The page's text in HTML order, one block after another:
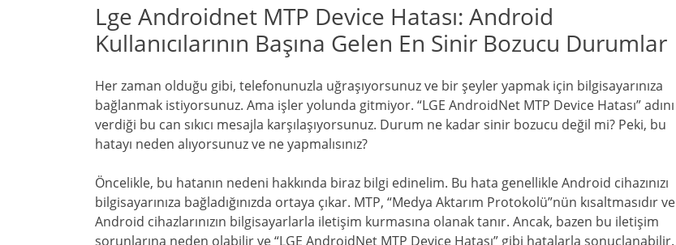
Lge Androidnet MTP Device Hatası: Android
Kullanıcılarının Başına Gelen En Sinir Bozucu Durumlar
Her zaman olduğu gibi, telefonunuzla uğraşıyorsunuz ve bir şeyler yapmak için bilgisayarınıza
bağlanmak istiyorsunuz. Ama işler yolunda gitmiyor. “LGE AndroidNet MTP Device Hatası” adını
verdiği bu can sıkıcı mesajla karşılaşıyorsunuz. Durum ne kadar sinir bozucu değil mi? Peki, bu
hatayı neden alıyorsunuz ve ne yapmalısınız?
Öncelikle, bu hatanın nedeni hakkında biraz bilgi edinelim. Bu hata genellikle Android cihazınızı
bilgisayarınıza bağladığınızda ortaya çıkar. MTP, “Medya Aktarım Protokolü”nün kısaltmasıdır ve
Android cihazlarınızın bilgisayarlarla iletişim kurmasına olanak tanır. Ancak, bazen bu iletişim
sorunlarına neden olabilir ve “LGE AndroidNet MTP Device Hatası” gibi hatalarla sonuçlanabilir.